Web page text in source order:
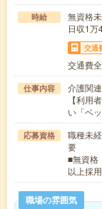
時給
無資格
日収1万
交通
交通費
仕事内容
介護関連
【利用
い「ベ
応募資格
職種未
要
■無資格
以上採
職場の雰囲気